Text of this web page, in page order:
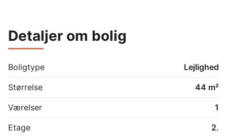
udearealer. Endvidere findes der vaskerum,
cykelparkering og depotrum i ejendommes kælder.
gåafstand ligger Søndermarken og Frederiksberg
Have, hvor det er oplagt at motionere, gå ture eller
bare flade ud, når vejret er godt. Desuden ligger Valby
masser af cafeer, restauranter og små hyggelige
indkøbsmuligheder
Detaljer om bolig
Boligtype
Lejlighed
Størrelse
44 m²
Værelser
1
Etage
2.